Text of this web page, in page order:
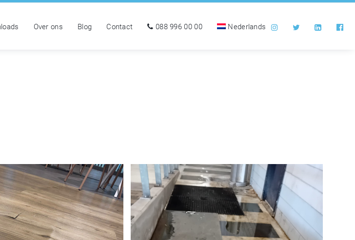
Over ons Blog Contact 088 996 00 00 Nederlands